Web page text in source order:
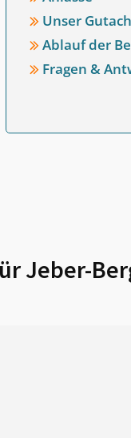
Unser
Ablauf der
Fragen &
Jeber-